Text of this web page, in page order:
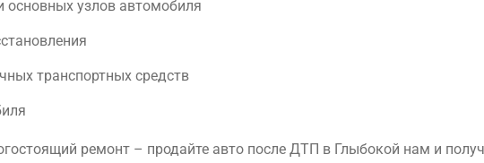
основных узлов автомобиля
транспортных средств
ремонт – продайте авто после ДТП в Глыбокой нам и